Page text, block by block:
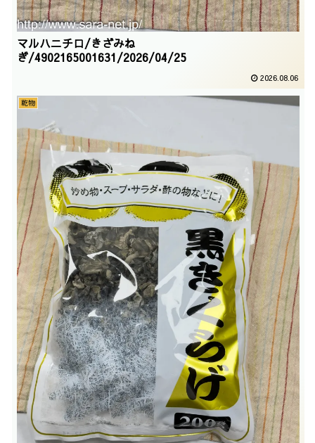
マルハニチロ/きざみね
ぎ/4902165001631/2026/04/25
2026.08.06
乾物